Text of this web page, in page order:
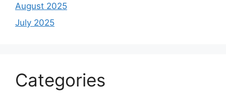
August 2025
July 2025
Categories